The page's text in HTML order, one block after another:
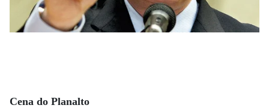
Cena do Planalto